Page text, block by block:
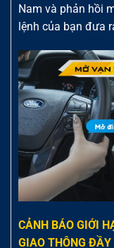
Nam và phản hồi
lệnh của bạn đưa
CẢNH BÁO GIỚI
GIAO THÔNG ĐẦY